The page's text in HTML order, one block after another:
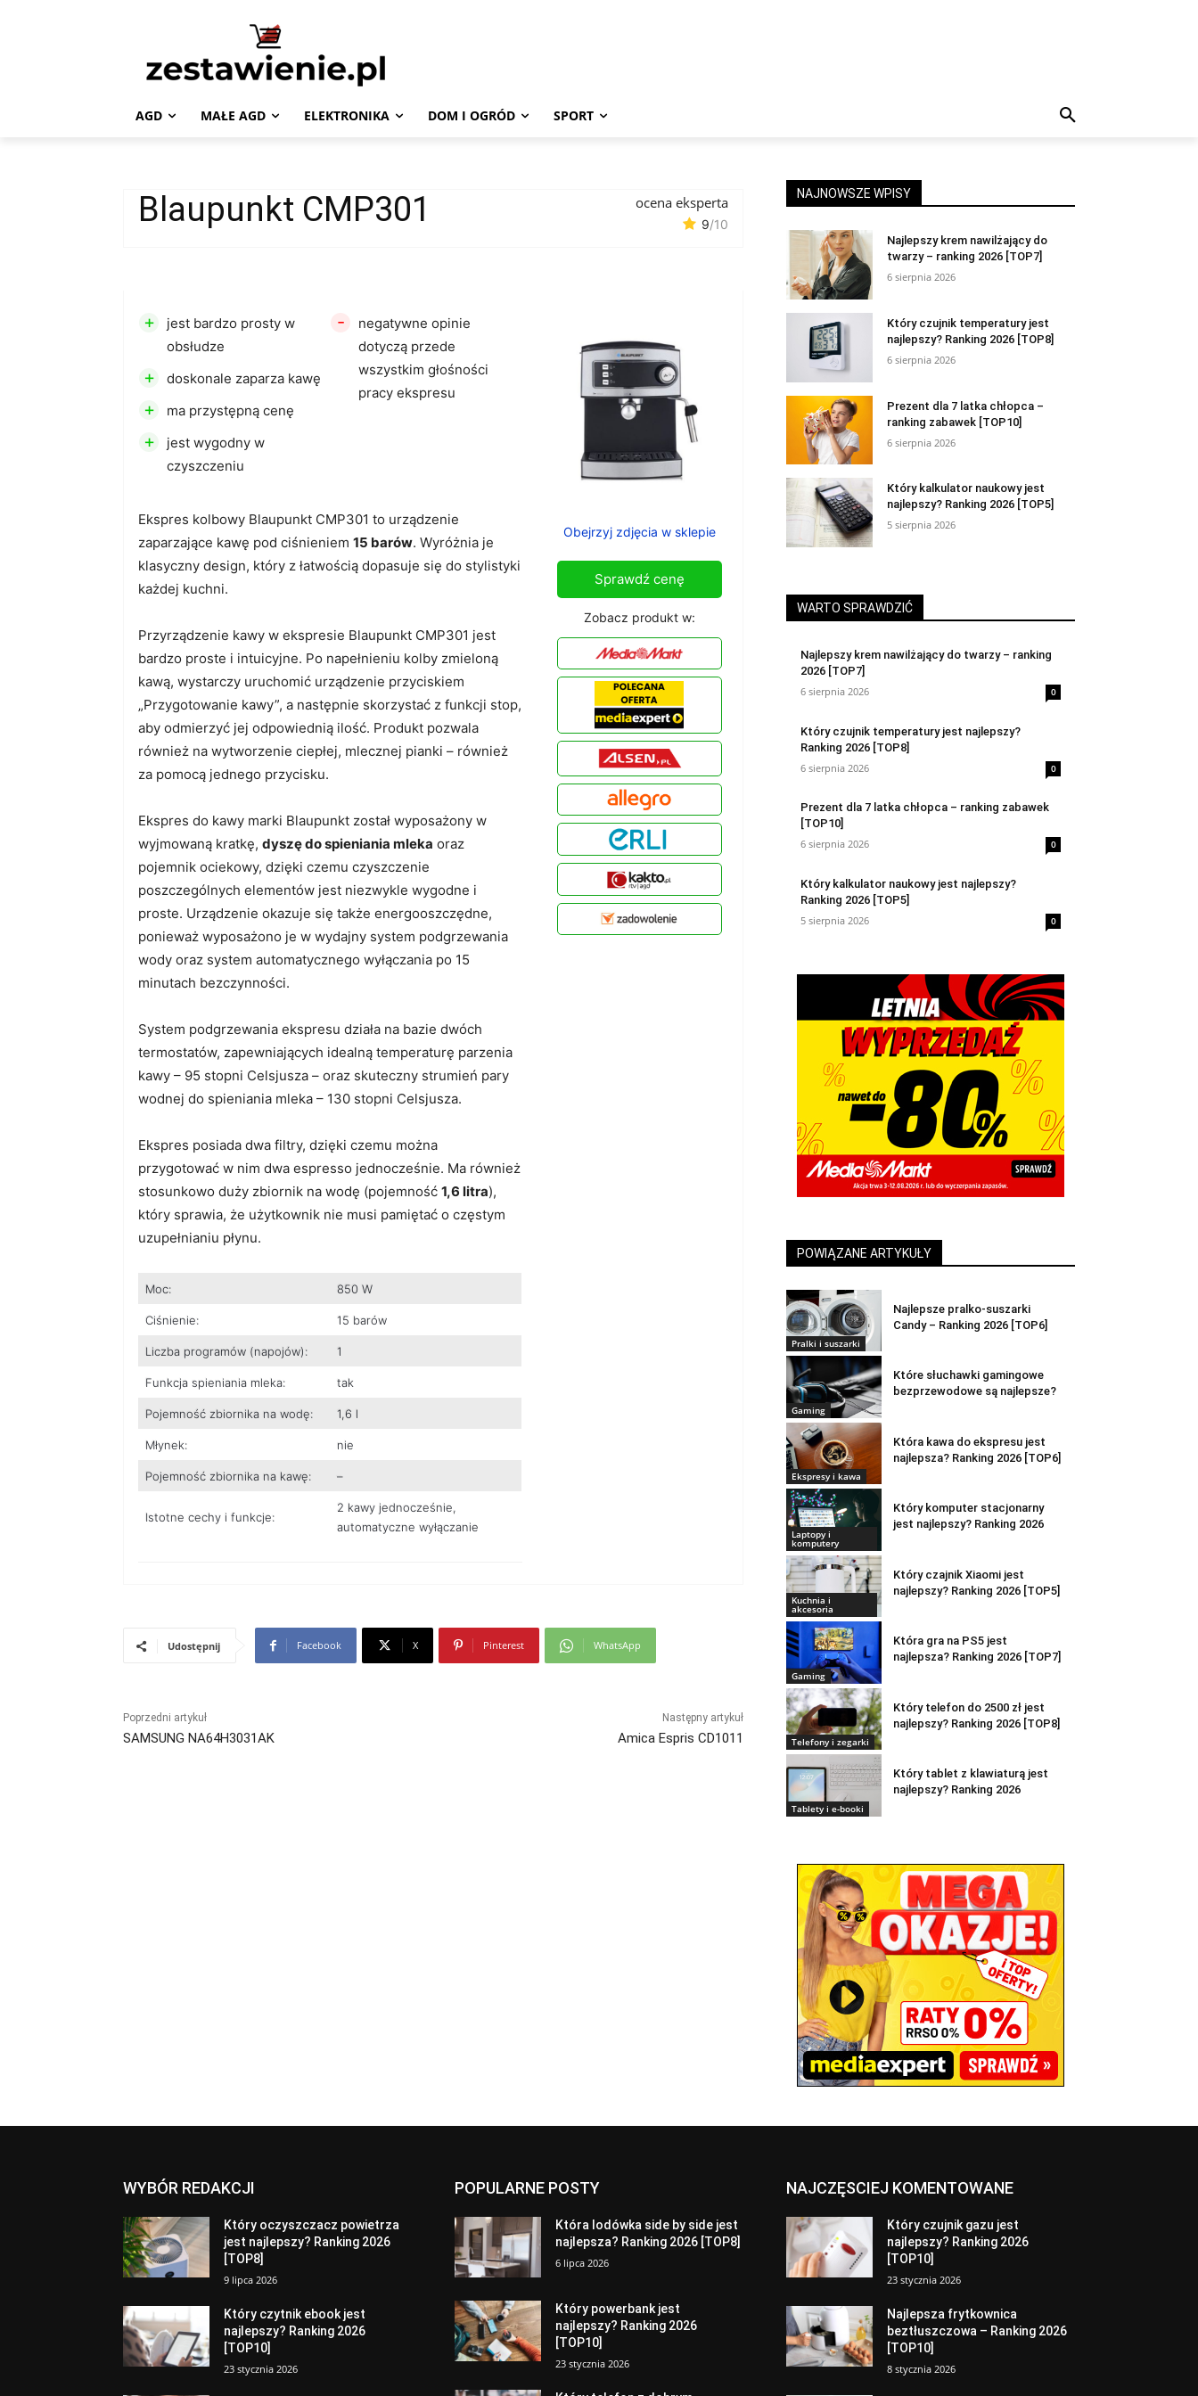
AGD MAŁE AGD ELEKTRONIKA DOM I OGRÓD SPORT
Blaupunkt CMP301 ocena eksperta
9/10
Ekspres kolbowy Blaupunkt CMP301 to urządzenie
zaparzające kawę pod ciśnieniem 15 barów. Wyróżnia je
klasyczny design, który z łatwością dopasuje się do stylistyki
każdej kuchni.
Przyrządzenie kawy w ekspresie Blaupunkt CMP301 jest
bardzo proste i intuicyjne. Po napełnieniu kolby zmieloną
kawą, wystarczy uruchomić urządzenie przyciskiem
„Przygotowanie kawy”, a następnie skorzystać z funkcji stop,
aby odmierzyć jej odpowiednią ilość. Produkt pozwala
również na wytworzenie ciepłej, mlecznej pianki – również
za pomocą jednego przycisku.
Ekspres do kawy marki Blaupunkt został wyposażony w
wyjmowaną kratkę, dyszę do spieniania mleka oraz
pojemnik ociekowy, dzięki czemu czyszczenie
poszczególnych elementów jest niezwykle wygodne i
proste. Urządzenie okazuje się także energooszczędne,
ponieważ wyposażono je w wydajny system podgrzewania
wody oraz system automatycznego wyłączania po 15
minutach bezczynności.
System podgrzewania ekspresu działa na bazie dwóch
termostatów, zapewniających idealną temperaturę parzenia
kawy – 95 stopni Celsjusza – oraz skuteczny strumień pary
wodnej do spieniania mleka – 130 stopni Celsjusza.
Ekspres posiada dwa filtry, dzięki czemu można
przygotować w nim dwa espresso jednocześnie. Ma również
stosunkowo duży zbiornik na wodę (pojemność 1,6 litra),
który sprawia, że użytkownik nie musi pamiętać o częstym
uzupełnianiu płynu.
Moc: 850 W
Ciśnienie: 15 barów
Liczba programów (napojów): 1
Funkcja spieniania mleka: tak
Pojemność zbiornika na wodę: 1,6 l
Młynek: nie
Pojemność zbiornika na kawę: –
Istotne cechy i funkcje:
2 kawy jednocześnie,
automatyczne wyłączanie
+
jest bardzo prosty w
obsłudze
+ doskonale zaparza kawę
+ ma przystępną cenę
+
jest wygodny w
czyszczeniu
-
negatywne opinie
dotyczą przede
wszystkim głośności
pracy ekspresu
Obejrzyj zdjęcia w sklepie
Sprawdź cenę
Zobacz produkt w:
Udostępnij Facebook X Pinterest WhatsApp
Poprzedni artykuł
SAMSUNG NA64H3031AK
Następny artykuł
Amica Espris CD1011
NAJNOWSZE WPISY
Najlepszy krem nawilżający do
twarzy – ranking 2026 [TOP7]
6 sierpnia 2026
Który czujnik temperatury jest
najlepszy? Ranking 2026 [TOP8]
6 sierpnia 2026
Prezent dla 7 latka chłopca –
ranking zabawek [TOP10]
6 sierpnia 2026
Który kalkulator naukowy jest
najlepszy? Ranking 2026 [TOP5]
5 sierpnia 2026
WARTO SPRAWDZIĆ
Najlepszy krem nawilżający do twarzy – ranking
2026 [TOP7]
6 sierpnia 2026
0
Który czujnik temperatury jest najlepszy?
Ranking 2026 [TOP8]
6 sierpnia 2026
0
Prezent dla 7 latka chłopca – ranking zabawek
[TOP10]
6 sierpnia 2026
0
Który kalkulator naukowy jest najlepszy?
Ranking 2026 [TOP5]
5 sierpnia 2026
0
POWIĄZANE ARTYKUŁY
Pralki i suszarki
Najlepsze pralko-suszarki
Candy – Ranking 2026 [TOP6]
Gaming
Które słuchawki gamingowe
bezprzewodowe są najlepsze?
Ekspresy i kawa
Która kawa do ekspresu jest
najlepsza? Ranking 2026 [TOP6]
Laptopy i
komputery
Który komputer stacjonarny
jest najlepszy? Ranking 2026
Kuchnia i
akcesoria
Który czajnik Xiaomi jest
najlepszy? Ranking 2026 [TOP5]
Gaming
Która gra na PS5 jest
najlepsza? Ranking 2026 [TOP7]
Telefony i zegarki
Który telefon do 2500 zł jest
najlepszy? Ranking 2026 [TOP8]
Tablety i e-booki
Który tablet z klawiaturą jest
najlepszy? Ranking 2026
WYBÓR REDAKCJI
Który oczyszczacz powietrza
jest najlepszy? Ranking 2026
[TOP8]
9 lipca 2026
Który czytnik ebook jest
najlepszy? Ranking 2026
[TOP10]
23 stycznia 2026
POPULARNE POSTY
Która lodówka side by side jest
najlepsza? Ranking 2026 [TOP8]
6 lipca 2026
Który powerbank jest
najlepszy? Ranking 2026
[TOP10]
23 stycznia 2026
NAJCZĘSCIEJ KOMENTOWANE
Który czujnik gazu jest
najlepszy? Ranking 2026
[TOP10]
23 stycznia 2026
Najlepsza frytkownica
beztłuszczowa – Ranking 2026
[TOP10]
8 stycznia 2026